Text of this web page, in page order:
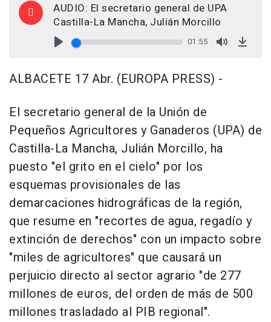
AUDIO: El secretario general de UPA
Castilla-La Mancha, Julián Morcillo
01:55
ALBACETE 17 Abr. (EUROPA PRESS) -
El secretario general de la Unión de
Pequeños Agricultores y Ganaderos (UPA) de
Castilla-La Mancha, Julián Morcillo, ha
puesto "el grito en el cielo" por los
esquemas provisionales de las
demarcaciones hidrográficas de la región,
que resume en "recortes de agua, regadío y
extinción de derechos" con un impacto sobre
"miles de agricultores" que causará un
perjuicio directo al sector agrario "de 277
millones de euros, del orden de más de 500
millones trasladado al PIB regional".